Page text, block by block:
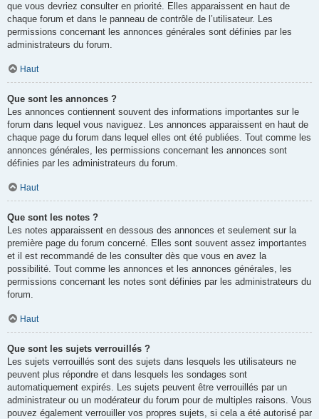
que vous devriez consulter en priorité. Elles apparaissent en haut de
chaque forum et dans le panneau de contrôle de l’utilisateur. Les
permissions concernant les annonces générales sont définies par les
administrateurs du forum.
Haut
Que sont les annonces ?
Les annonces contiennent souvent des informations importantes sur le
forum dans lequel vous naviguez. Les annonces apparaissent en haut de
chaque page du forum dans lequel elles ont été publiées. Tout comme les
annonces générales, les permissions concernant les annonces sont
définies par les administrateurs du forum.
Haut
Que sont les notes ?
Les notes apparaissent en dessous des annonces et seulement sur la
première page du forum concerné. Elles sont souvent assez importantes
et il est recommandé de les consulter dès que vous en avez la
possibilité. Tout comme les annonces et les annonces générales, les
permissions concernant les notes sont définies par les administrateurs du
forum.
Haut
Que sont les sujets verrouillés ?
Les sujets verrouillés sont des sujets dans lesquels les utilisateurs ne
peuvent plus répondre et dans lesquels les sondages sont
automatiquement expirés. Les sujets peuvent être verrouillés par un
administrateur ou un modérateur du forum pour de multiples raisons. Vous
pouvez également verrouiller vos propres sujets, si cela a été autorisé par